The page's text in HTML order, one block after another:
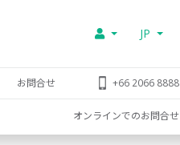
JP
お問合せ +66 2066 8888
オンラインでのお問合せ